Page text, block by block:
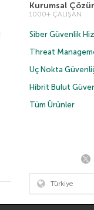
Kurumsal
1000+ ÇALIŞAN
Siber Güvenlik
Threat
Uç Nokta
Hibrit Bulut
Tüm Ürünler
Türkiye